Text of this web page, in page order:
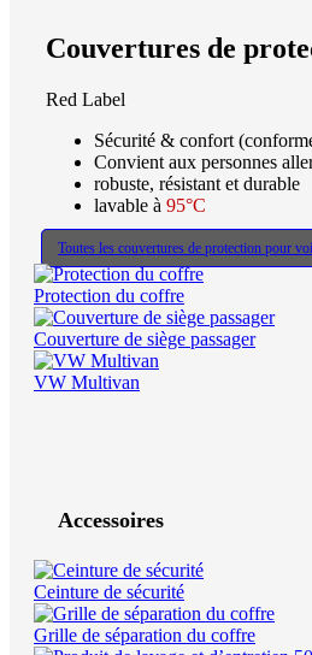
Couvertures de
Red Label
Sécurité & confort
Convient aux personnes
robuste, résistant et durable
lavable à 95°C
Toutes les couvertures de protection pour
Protection du coffre
Couverture de siège passager
VW Multivan
Accessoires
Ceinture de sécurité
Grille de séparation du coffre